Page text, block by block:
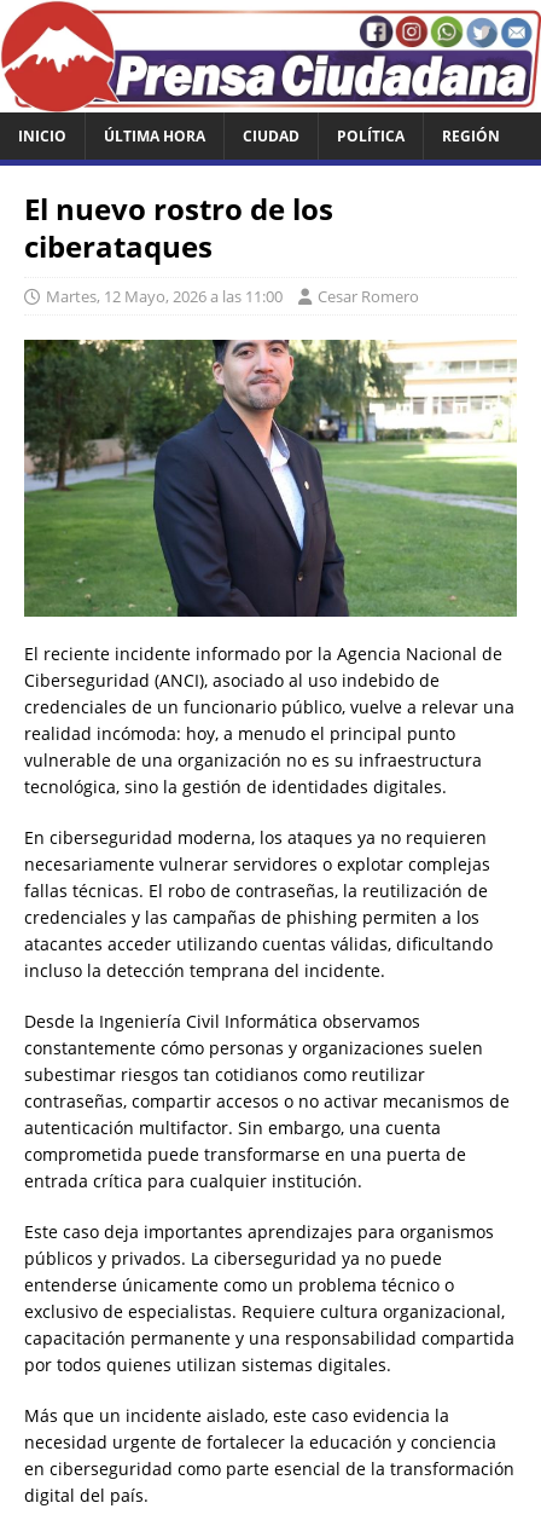
INICIO ÚLTIMA HORA CIUDAD POLÍTICA REGIÓN
El nuevo rostro de los
ciberataques
Martes, 12 Mayo, 2026 a las 11:00 Cesar Romero
El reciente incidente informado por la Agencia Nacional de
Ciberseguridad (ANCI), asociado al uso indebido de
credenciales de un funcionario público, vuelve a relevar una
realidad incómoda: hoy, a menudo el principal punto
vulnerable de una organización no es su infraestructura
tecnológica, sino la gestión de identidades digitales.
En ciberseguridad moderna, los ataques ya no requieren
necesariamente vulnerar servidores o explotar complejas
fallas técnicas. El robo de contraseñas, la reutilización de
credenciales y las campañas de phishing permiten a los
atacantes acceder utilizando cuentas válidas, dificultando
incluso la detección temprana del incidente.
Desde la Ingeniería Civil Informática observamos
constantemente cómo personas y organizaciones suelen
subestimar riesgos tan cotidianos como reutilizar
contraseñas, compartir accesos o no activar mecanismos de
autenticación multifactor. Sin embargo, una cuenta
comprometida puede transformarse en una puerta de
entrada crítica para cualquier institución.
Este caso deja importantes aprendizajes para organismos
públicos y privados. La ciberseguridad ya no puede
entenderse únicamente como un problema técnico o
exclusivo de especialistas. Requiere cultura organizacional,
capacitación permanente y una responsabilidad compartida
por todos quienes utilizan sistemas digitales.
Más que un incidente aislado, este caso evidencia la
necesidad urgente de fortalecer la educación y conciencia
en ciberseguridad como parte esencial de la transformación
digital del país.